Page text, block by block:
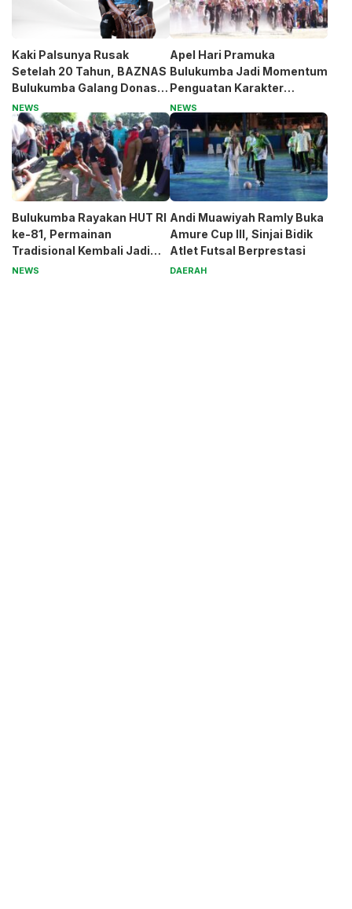
Kaki Palsunya Rusak
Setelah 20 Tahun, BAZNAS
Bulukumba Galang Donasi
untuk Pak Pardi
NEWS
Apel Hari Pramuka
Bulukumba Jadi Momentum
Penguatan Karakter
Generasi Muda
NEWS
Bulukumba Rayakan HUT RI
ke-81, Permainan
Tradisional Kembali Jadi
Magnet
NEWS
Andi Muawiyah Ramly Buka
Amure Cup III, Sinjai Bidik
Atlet Futsal Berprestasi
DAERAH